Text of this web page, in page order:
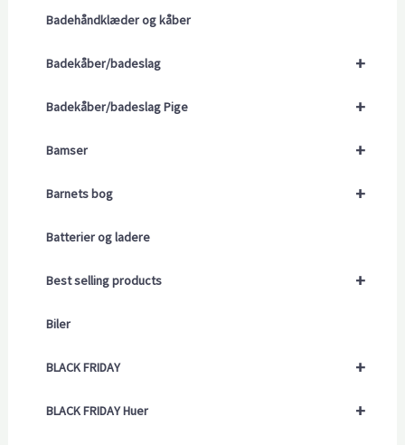
Badehåndklæder og kåber
+
Badekåber/badeslag
+
Badekåber/badeslag Pige
+
Bamser
+
Barnets bog
Batterier og ladere
+
Best selling products
Biler
+
BLACK FRIDAY
+
BLACK FRIDAY Huer